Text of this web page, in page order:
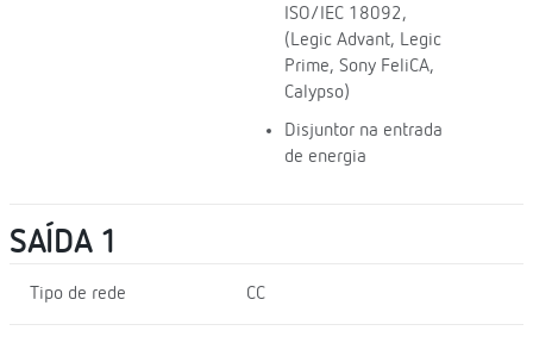
ISO/IEC 18092,
(Legic Advant, Legic
Prime, Sony FeliCA,
Calypso)
Disjuntor na entrada
de energia
SAÍDA 1
Tipo de rede CC